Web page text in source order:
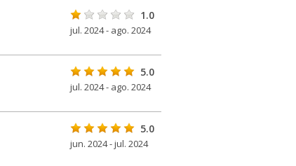
1.0
jul. 2024 - ago. 2024
5.0
jul. 2024 - ago. 2024
5.0
jun. 2024 - jul. 2024